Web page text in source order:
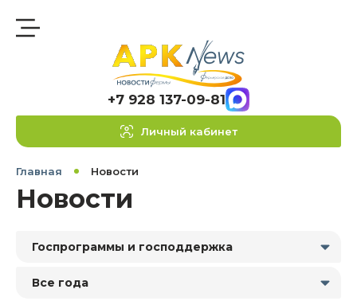
+7 928 137-09-81
Личный кабинет
Главная Новости
Новости
Госпрограммы и господдержка
Все года